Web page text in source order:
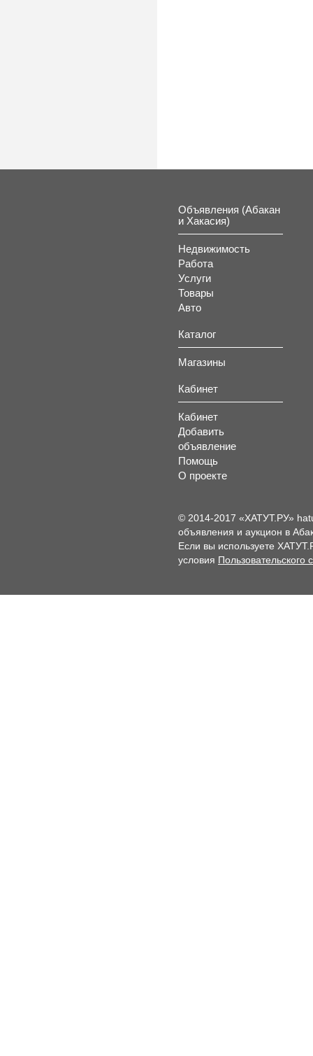
Объявления (Абакан
и Хакасия)
Недвижимость
Работа
Услуги
Товары
Авто
Каталог
Магазины
Кабинет
Кабинет
Добавить
объявление
Помощь
О проекте
© 2014-2017 «ХАТУТ.РУ»
объявления и аукцион в
Если вы используете
условия Пользовательского